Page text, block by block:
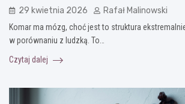
29 kwietnia 2026 Rafał Malinowski
Komar ma mózg, choć jest to struktura
w porównaniu z ludzką. To…
Czytaj dalej